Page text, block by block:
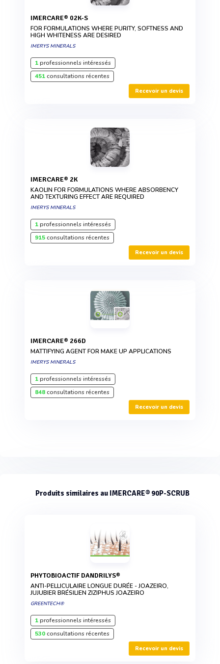
IMERCARE® 02K-S
FOR FORMULATIONS WHERE PURITY, SOFTNESS AND
HIGH WHITENESS ARE DESIRED
IMERYS MINERALS
1professionnels intéressés
451consultations récentes
Recevoir un devis
IMERCARE® 2K
KAOLIN FOR FORMULATIONS WHERE ABSORBENCY
AND TEXTURING EFFECT ARE REQUIRED
IMERYS MINERALS
1professionnels intéressés
915consultations récentes
Recevoir un devis
IMERCARE® 266D
MATTIFYING AGENT FOR MAKE UP APPLICATIONS
IMERYS MINERALS
1professionnels intéressés
848consultations récentes
Recevoir un devis
Produits similaires au IMERCARE® 90P-SCRUB
PHYTOBIOACTIF DANDRILYS®
ANTI-PELLICULAIRE LONGUE DURÉE - JOAZEIRO,
JUJUBIER BRÉSILIEN ZIZIPHUS JOAZEIRO
GREENTECH®
1professionnels intéressés
530consultations récentes
Recevoir un devis